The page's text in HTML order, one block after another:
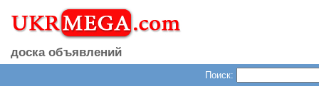
доска объявлений
Поиск: